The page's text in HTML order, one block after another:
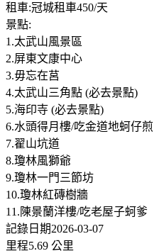
租車:冠城租車450/天
景點:
1.太武山風景區
2.屏東文康中心
3.毋忘在莒
4.太武山三角點 (必去景點)
5.海印寺 (必去景點)
6.水頭得月樓/吃金道地蚵仔煎
7.翟山坑道
8.瓊林風獅爺
9.瓊林一門三節坊
10.瓊林紅磚樹牆
11.陳景蘭洋樓/吃老屋子蚵爹
記錄日期2026-03-07
里程5.69 公里